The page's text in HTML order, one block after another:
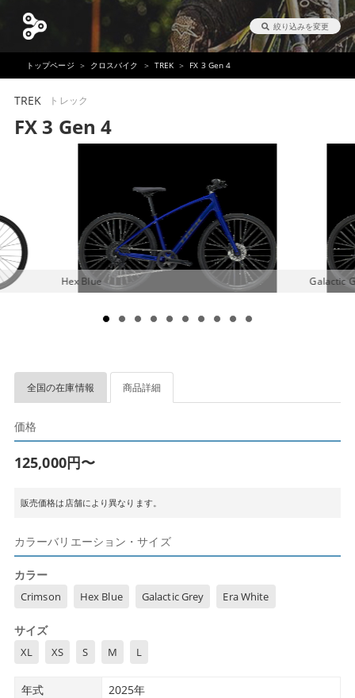
絞り込みを変更
トップページ クロスバイク TREK FX 3 Gen 4
Hex Blue Galactic
TREK トレック
FX 3 Gen 4
全国の在庫情報 商品詳細
価格
125,000円〜
販売価格は店舗により異なります。
カラーバリエーション・サイズ
カラー
Crimson Hex Blue Galactic Grey Era White
サイズ
XL XS S M L
年式
2025年